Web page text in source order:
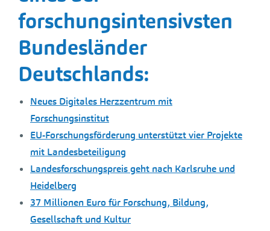
forschungsintensivsten
Bundesländer
Deutschlands:
Neues Digitales Herzzentrum mit
Forschungsinstitut
EU-Forschungsförderung unterstützt vier Projekte
mit Landesbeteiligung
Landesforschungspreis geht nach Karlsruhe und
Heidelberg
37 Millionen Euro für Forschung, Bildung,
Gesellschaft und Kultur